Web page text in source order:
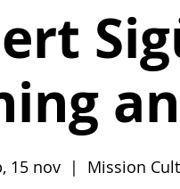
15 nov
  |
Mission